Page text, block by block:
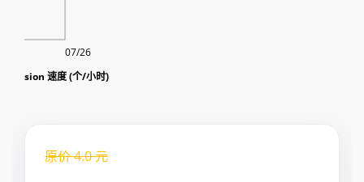
速度 (个/小时)
07/26
原价4.0元